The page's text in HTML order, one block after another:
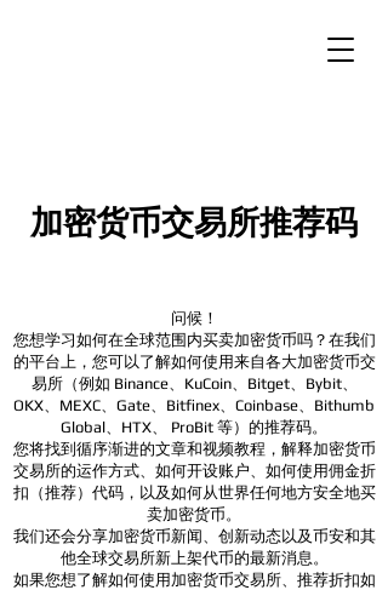
加密货币交易所推荐码
问候！
您想学习如何在全球范围内买卖加密货币吗？在我们
的平台上，您可以了解如何使用来自各大加密货币交
易所（例如 Binance、KuCoin、Bitget、Bybit、
OKX、MEXC、Gate、Bitfinex、Coinbase、Bithumb
Global、HTX、
ProBit 等）的推荐码。
您将找到循序渐进的文章和视频教程，解释加密货币
交易所的运作方式、如何开设账户、如何使用佣金折
扣（推荐）代码，以及如何从世界任何地方安全地买
卖加密货币。
我们还会分享加密货币新闻、创新动态以及币安和其
他全球交易所新上架代币的最新消息。
如果您想了解如何使用加密货币交易所、推荐折扣如